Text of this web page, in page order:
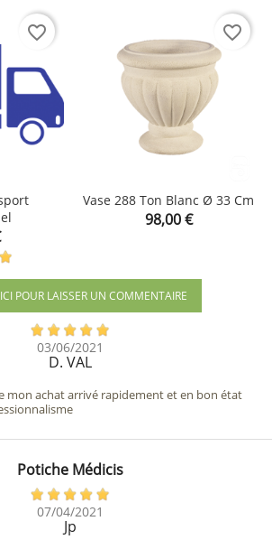
favorite_border
Vase 288 Ton Blanc Ø 33 Cm
Prix
98,00 €
favorite_border
POUR LAISSER UN COMMENTAIRE
03/06/2021
D. VAL
mon achat arrivé rapidement et en bon état
Potiche Médicis
07/04/2021
Jp